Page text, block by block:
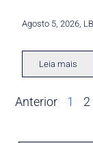
Agosto 5, 2026
Leia mais
Anterior 1 2